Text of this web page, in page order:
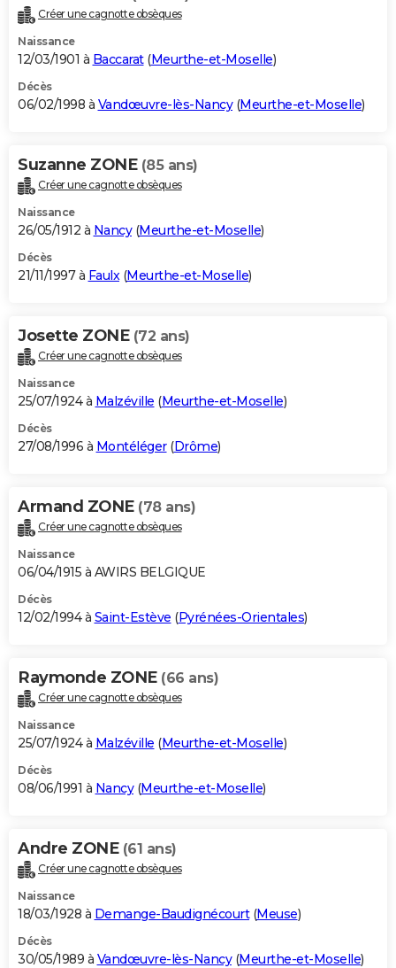
Créer une cagnotte obsèques
Naissance
12/03/1901 à Baccarat(Meurthe-et-Moselle)
Décès
06/02/1998 à Vandœuvre-lès-Nancy(Meurthe-et-Moselle)
Suzanne ZONE (85 ans)
Créer une cagnotte obsèques
Naissance
26/05/1912 à Nancy(Meurthe-et-Moselle)
Décès
21/11/1997 à Faulx(Meurthe-et-Moselle)
Josette ZONE (72 ans)
Créer une cagnotte obsèques
Naissance
25/07/1924 à Malzéville (Meurthe-et-Moselle)
Décès
27/08/1996 à Montéléger(Drôme)
Armand ZONE (78 ans)
Créer une cagnotte obsèques
Naissance
06/04/1915 à AWIRS BELGIQUE
Décès
12/02/1994 à Saint-Estève (Pyrénées-Orientales)
Raymonde ZONE (66 ans)
Créer une cagnotte obsèques
Naissance
25/07/1924 à Malzéville (Meurthe-et-Moselle)
Décès
08/06/1991 à Nancy(Meurthe-et-Moselle)
Andre ZONE (61 ans)
Créer une cagnotte obsèques
Naissance
18/03/1928 à Demange-Baudignécourt(Meuse)
Décès
30/05/1989 à Vandœuvre-lès-Nancy(Meurthe-et-Moselle)